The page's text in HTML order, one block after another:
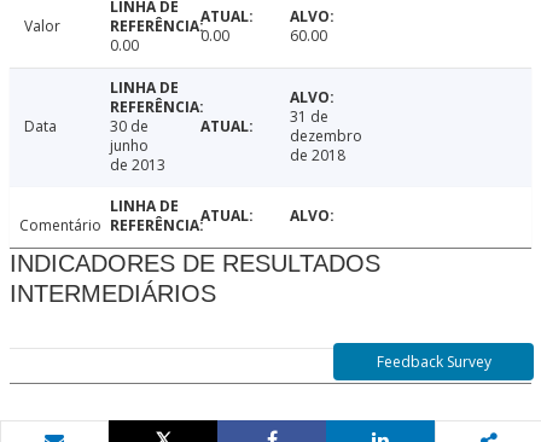
Valor
0.00
0.00 60.00
Data
30 de
junho
de 2013
31 de
dezembro
de 2018
Comentário
INDICADORES DE RESULTADOS
INTERMEDIÁRIOS
Feedback Survey